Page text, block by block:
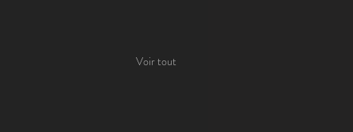
Voir tout